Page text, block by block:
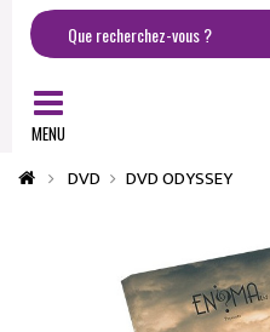
MENU
DVD DVD ODYSSEY